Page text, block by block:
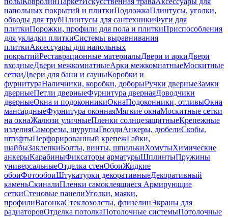
напольных покрытий и плиткиПодложкаПлинтусы, уголки,
обводы для трубПлинтусы для сантехникиФуги для
плиткиПорожки, профили для пола и плиткиПриспособления
для укладки плиткиСистемы выравнивания
плиткиАксессуары для напольных
покрытийРеставрационные материалыДвери и аркиДвери
входныеДвери межкомнатныеАрки межкомнатныеМоскитные
сеткиДвери для бани и сауныКоробки и
фурнитураНаличники, коробки, доборыРучки дверныеЗамки
дверныеПетли дверныеФурнитура двернаяДоводчики
дверныеОкна и подоконникиОкнаПодоконники, отливыОкна
мансардныеФурнитура оконнаяМягкие окнаМоскитные сетки
на окнаЖалюзи уличныеПленки солнцезащитныеКрепежные
изделияСаморезы, шурупыГвоздиАнкеры, дюбелиСкобы,
штифтыПерфорированный крепежГайки,
шайбыЗаклепкиБолты, винты, шпилькиХомутыХимические
анкерыКарабиныФиксаторы арматурыШплинтыПружины
универсальныеОтделка стенОбоиЖидкие
обоиФотообоиШтукатурки декоративныеДекоративный
каменьСкиналиПленки самоклеящиеся Армирующие
сеткиСтеновые панелиУголки, маяки,
профилиВагонкаСтеклохолсты, флизелинЭкраны для
радиаторовОтделка потолкаПотолочные системыПотолочные